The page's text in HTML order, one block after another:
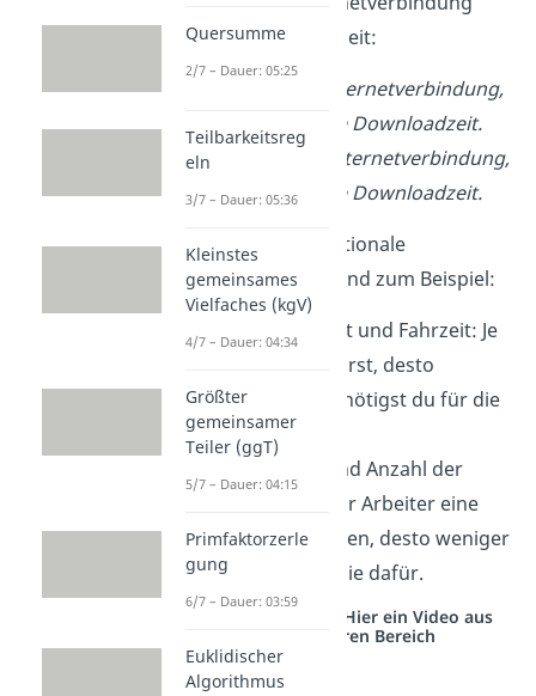
und der Downloadzeit:
die Internetverbindung,
die Downloadzeit.
Jelangsamer
die Internetverbindung,
destolänger
die Downloadzeit.
Weitere antiproportionale
Zusammenhänge sind zum Beispiel:
Geschwindigkeit und Fahrzeit: Je
schneller du fährst, desto
weniger Zeit benötigst du für die
Strecke.
Arbeitsdauer und Anzahl der
Arbeiter: Je mehr Arbeiter eine
Aufgabe erledigen, desto weniger
Zeit benötigen sie dafür.
Studyflix vernetzt: Hier ein Video aus
einem anderen Bereich
Quersumme
2/7 – Dauer: 05:25
Teilbarkeitsreg
eln
3/7 – Dauer: 05:36
Kleinstes
gemeinsames
Vielfaches (kgV)
4/7 – Dauer: 04:34
Größter
gemeinsamer
Teiler (ggT)
5/7 – Dauer: 04:15
Primfaktorzerle
gung
6/7 – Dauer: 03:59
Euklidischer
Algorithmus